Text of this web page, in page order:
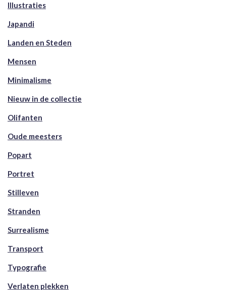
Illustraties
Japandi
Landen en Steden
Mensen
Minimalisme
Nieuw in de collectie
Olifanten
Oude meesters
Popart
Portret
Stilleven
Stranden
Surrealisme
Transport
Typografie
Verlaten plekken